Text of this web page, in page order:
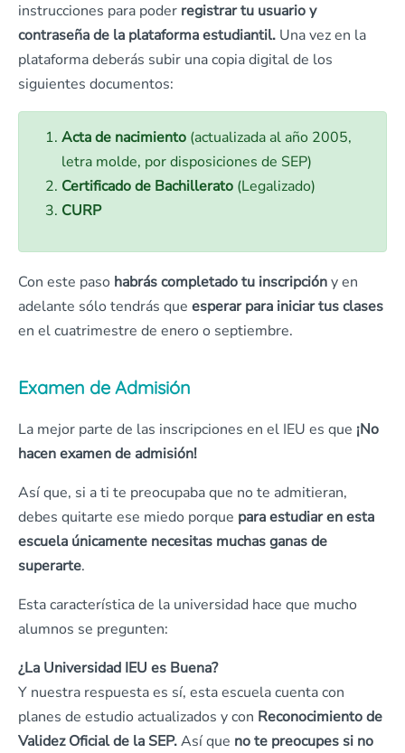
instrucciones para poder registrar tu usuario y
contraseña de la plataforma estudiantil. Una vez en la
plataforma deberás subir una copia digital de los
siguientes documentos:
Acta de nacimiento (actualizada al año 2005,
letra molde, por disposiciones de SEP)
Certificado de Bachillerato (Legalizado)
CURP
Con este paso habrás completado tu inscripcióny en
adelante sólo tendrás que esperar para iniciar tus clases
en el cuatrimestre de enero o septiembre.
Examen de Admisión
La mejor parte de las inscripciones en el IEU es que ¡No
hacen examen de admisión!
Así que, si a ti te preocupaba que no te admitieran,
debes quitarte ese miedo porque para estudiar en esta
escuela únicamente necesitas muchas ganas de
superarte.
Esta característica de la universidad hace que mucho
alumnos se pregunten:
¿La Universidad IEU es Buena?
Y nuestra respuesta es sí, esta escuela cuenta con
planes de estudio actualizados y con Reconocimiento de
Validez Oficial de la SEP.Así que no te preocupes si no